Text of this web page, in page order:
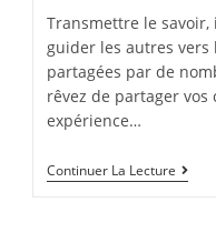
lecture :
Transmettre le
guider les autres
partagées par de
rêvez de partager vos
expérience…
Continuer La Lecture